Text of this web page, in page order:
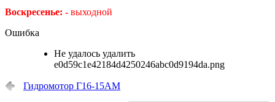
Воскресенье: - выходной
Ошибка
Не удалось удалить
e0d59c1e42184d4250246abc0d9194da.png
Гидромотор Г16-15АМ